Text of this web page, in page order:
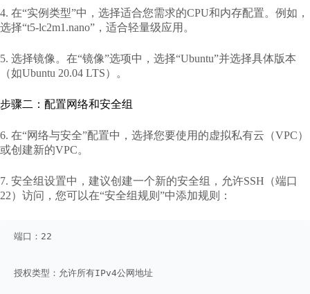
4. 在“实例类型”中，选择适合您需求的CPU和内存配置。例如，
选择“t5-lc2m1.nano”，适合轻量级应用。
5. 选择镜像。在“镜像”选项中，选择“Ubuntu”并选择具体版本
（如Ubuntu 20.04 LTS）。
步骤二：配置网络和安全组
6. 在“网络与安全”配置中，选择您要使用的虚拟私有云（VPC）
或创建新的VPC。
7. 安全组设置中，建议创建一个新的安全组，允许SSH（端口
22）访问，您可以在“安全组规则”中添加规则：
端口：22
授权类型：允许所有IPv4公网地址